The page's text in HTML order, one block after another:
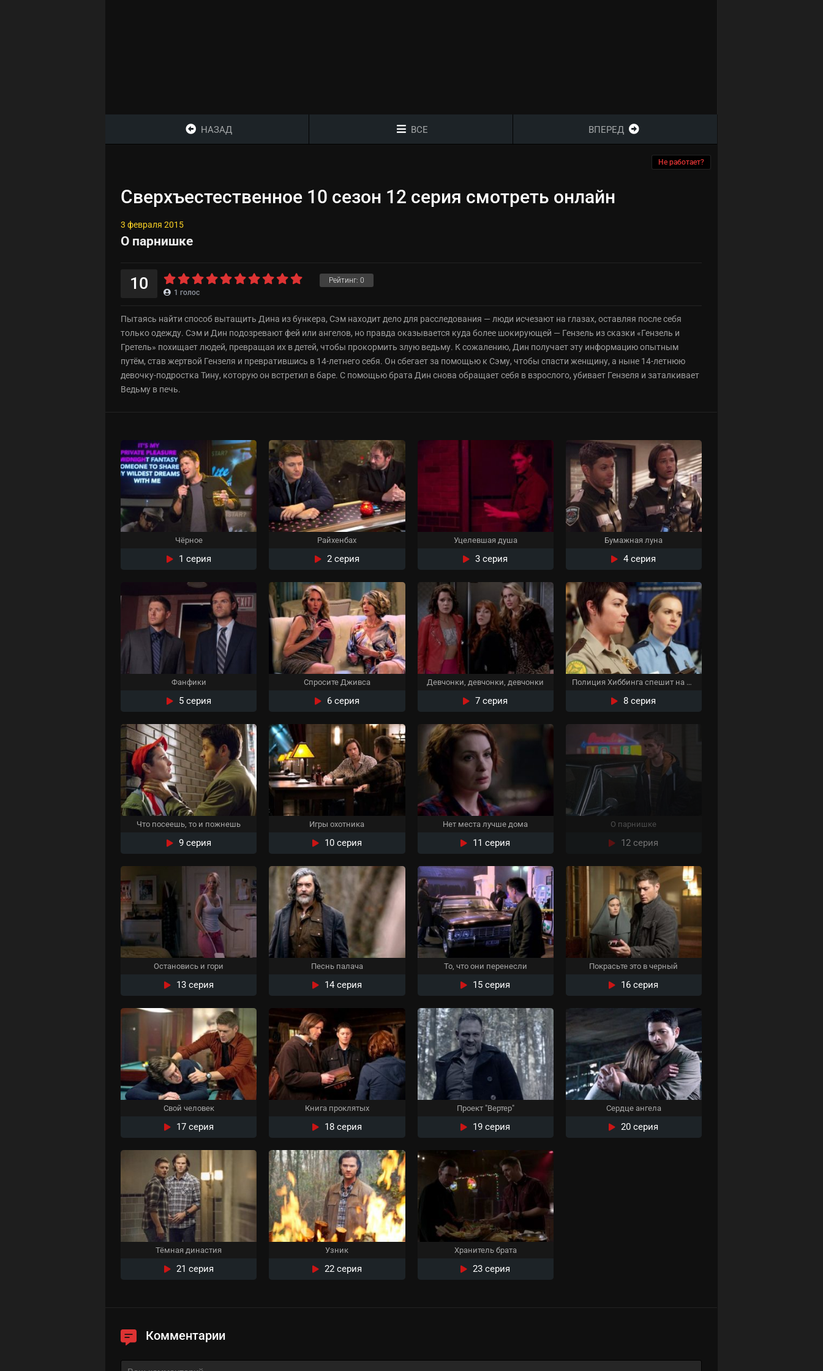
НАЗАД ВСЕ ВПЕРЕД
Не работает?
Сверхъестественное 10 сезон 12 серия смотреть онлайн
3 февраля 2015
О парнишке
Рейтинг: 0
10 1 голос
Пытаясь найти способ вытащить Дина из бункера, Сэм находит дело для расследования — люди исчезают на глазах, оставляя после себя
только одежду. Сэм и Дин подозревают фей или ангелов, но правда оказывается куда более шокирующей — Гензель из сказки «Гензель и
Гретель» похищает людей, превращая их в детей, чтобы прокормить злую ведьму. К сожалению, Дин получает эту информацию опытным
путём, став жертвой Гензеля и превратившись в 14-летнего себя. Он сбегает за помощью к Сэму, чтобы спасти женщину, а ныне 14-летнюю
девочку-подростка Тину, которую он встретил в баре. С помощью брата Дин снова обращает себя в взрослого, убивает Гензеля и заталкивает
Ведьму в печь.
Чёрное
1 серия
Райхенбах
2 серия
Уцелевшая душа
3 серия
Бумажная луна
4 серия
Фанфики
5 серия
Спросите Дживса
6 серия
Девчонки, девчонки, девчонки
7 серия
Полиция Хиббинга спешит на помощь
8 серия
Что посеешь, то и пожнешь
9 серия
Игры охотника
10 серия
Нет места лучше дома
11 серия
О парнишке
12 серия
Остановись и гори
13 серия
Песнь палача
14 серия
То, что они перенесли
15 серия
Покрасьте это в черный
16 серия
Свой человек
17 серия
Книга проклятых
18 серия
Проект "Вертер"
19 серия
Сердце ангела
20 серия
Тёмная династия
21 серия
Узник
22 серия
Хранитель брата
23 серия
Комментарии